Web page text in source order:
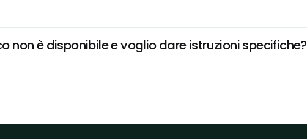
non è disponibile e voglio dare istruzioni specifiche?